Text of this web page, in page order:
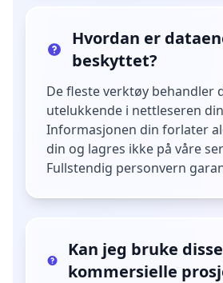
Hvordan er
beskyttet?
De fleste verktøy behandler
utelukkende i nettleseren
Informasjonen din forlater
din og lagres ikke på våre
Fullstendig personvern
Kan jeg bruke
kommersielle